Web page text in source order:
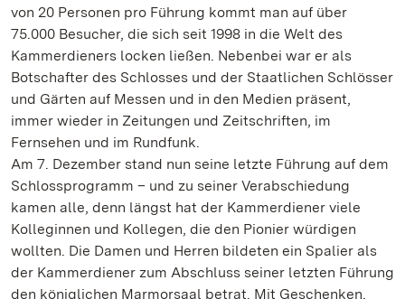
von 20 Personen pro Führung kommt man auf über
75.000 Besucher, die sich seit 1998 in die Welt des
Kammerdieners locken ließen. Nebenbei war er als
Botschafter des Schlosses und der Staatlichen Schlösser
und Gärten auf Messen und in den Medien präsent,
immer wieder in Zeitungen und Zeitschriften, im
Fernsehen und im Rundfunk.
Am 7. Dezember stand nun seine letzte Führung auf dem
Schlossprogramm – und zu seiner Verabschiedung
kamen alle, denn längst hat der Kammerdiener viele
Kolleginnen und Kollegen, die den Pionier würdigen
wollten. Die Damen und Herren bildeten ein Spalier als
der Kammerdiener zum Abschluss seiner letzten Führung
den königlichen Marmorsaal betrat. Mit Geschenken,